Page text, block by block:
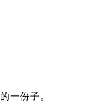
一份子。